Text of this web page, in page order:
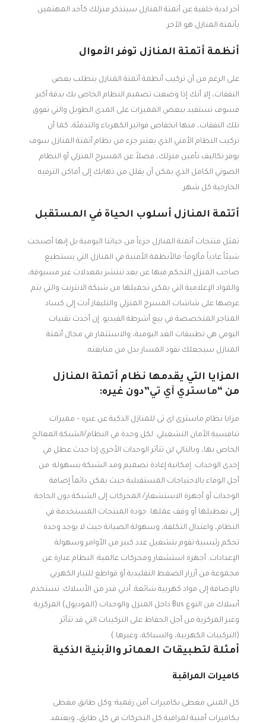
آخر لدية خلفية عن أتمتة المنازل سيتذكر منزلك كأحد المهتمين
بأتمتة المنازل هو الآخر.
أنظمة أتمتة المنازل توفر الأموال
على الرغم من أن تركيب أنظمة أتمتة المنازل يتطلب بعض
النفقات، إلا أنك إذا وضعت تصميم النظام الخاص بك بدقة أكبر
فسوف تستفيد ببعض المميزات على المدى الطويل والتي تفوق
تلك النفقات، منها انخفاض فواتير الكهرباء والتدفئة، كما أن
تركيب النظام الأمني الذي يعتبر جزء من نظام أتمتة المنازل سوف
يوفر تكاليف تأمين منزلك، فضلاً عن المسرح المنزلي أو النظام
الصوتي الكامل الذي يمكن أن يقلل من ذهابك إلى أماكن الترفيه
الخارجية كل شهر.
أتتمة المنازل أسلوب الحياة في المستقبل
تمثل منتجات أتمتة المنازل جزءاً من حياتنا اليومية بل إنها أصبحت
شيئاً عادياً مألوفاً؛ فالأنظمة الأمنية في المنازل التي يستطيع
صاحب المنزل التحكم فيها عن بعد تنتشر بمعدلات غير مسبوقة،
والمواد الإعلامية التي يمكن تحميلها من شبكة الانترنت والتي يتم
عرضها على شاشات المسرح المنزلي والتليفاز أدت إلى كساد
المتاجر المتخصصة في بيع أشرطة الفيديو. إن أحدث تقنيات
اليومي هي تطبيقات الغد اليومية، والاستثمار في مجال أتمتة
المنازل سيجعلك تقود المسار بدل من متابعته.
المزايا التي يقدمها نظام أتمتة المنازل
من “ماستري آي تي”دون غيره:
مزايا نظام ماسترى اى تى للمنازل الذكية عن غيره – مميزات
تنافسية الأمان التشغيلي: لكل وحدة في النظام/الشبكة المعالج
الخاص بها، وبالتالي لن تتأثر الوحدات الأخرى إذا حدث عطل في
إحدى الوحدات. إمكانية إعادة تصميم ومد الشبكة بسهولة: من
أجل الوفاء بالاحتياجات المستقبلية حيث يمكن دائماً إضافة
الوحدات أو أجهزة الاستشعار/ المحركات إلى الشبكة دون الحاجة
إلى تعطيلها أو وقف عملها. جودة المنتجات المستخدمة في
النظام، واعتدال التكلفة، وسهولة الصيانة حيث لا يوجد وحدة
تحكم رئيسية تقوم بتشغيل عدد كبير من الأوامر وسهولة
الإعدادات. أجهزة استشعار ومحركات عالمية: النظام عبارة عن
مجموعة من أزرار الضغط التقليدية أو قواطع للتيار الكهربي
بالإضافة إلى مواد كهربية شائعة. أدني قدر من الأسلاك: تستخدم
أسلاك من النوع Bus داخل المنزل والوحدات (الموديول) المركزية
وغير المركزية من أجل الحفاظ على التركيبات التي قد تتأثر
(التركيبات الكهربية، والسباكة، وغيرها.)
أمثلة لتطبيقات العمائر والأبنية الذكية
كاميرات المراقبة
كل المبنى مغطى بكاميرات أمن رقمية؛ وكل طابق مغطى
بـكاميرات أمنية لمراقبة كل التحركات في كل طابق، ويعتمد